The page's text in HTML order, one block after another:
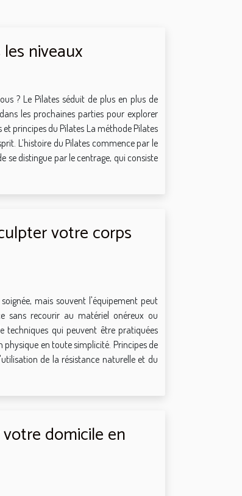
niveaux
? Le Pilates séduit de plus en plus de
les prochaines parties pour explorer
principes du Pilates La méthode Pilates
L’histoire du Pilates commence par le
se distingue par le centrage, qui consiste
votre corps
mais souvent l'équipement peut
sans recourir au matériel onéreux ou
techniques qui peuvent être pratiquées
en toute simplicité. Principes de
de la résistance naturelle et du
domicile en